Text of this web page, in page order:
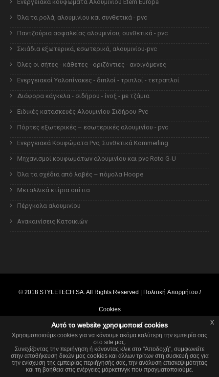
Ενεργειακά κουφώματα Αλουμινίου Etem Europa
Όλα τα ρολά, αλουμινίου και συνθετικά - pvc
Παντζούρια ασφαλείας αλουμινίου, συνθετικά - pvc
Σκιάδια εξωτερικά, εσωτερικά, αλουμινίου-pvc
Όλες οι σήτες - κάθετες - οριζόντιες - ανοιγόμενες
Ενεργειακοί Υαλοπίνακες - διπλοί - τριπλοί - τετραπλοί
Διάφορα κάγκελα - σιδήρου - ίνοξ - με τζάμια
Ειδικές κατασκευές Αλουμινίου-Σιδήρου-Pvc
Πόρτες εξωτερικές – εσωτερικές αλουμινίου - pvc
Ενεργειακά Κουφώματα Pvc, Συνθετικά Kommerling
Μηχανισμοί κουφωμάτων αλουμινίου και pvc Roto G-U
Όλα τα σχέδια από λαβές – πόμολα Hoope
Μεταλλικά κτίρια σπίτια
Πέργκολα αλουμινίου
Ανακαινίσεις Κατοικιών
© 2018 STYLETECH.SA. All Rights Reserved | Πολιτική Απορρήτου /
Cookies
Powered bywebcore.gr
This website is using cookies.
We use them to give you the best experience. If you continue using our
website, we'll assume that you are happy to receive all cookies on this
website.
Αυτό το website χρησιμοποιεί cookies
Χρησιμοποιούμε cookies για να κάνουμε ακόμα καλύτερη την εμπειρία σας
στο site μας.
Συνεχίζοντας την περιήγηση ή κάνοντας κλικ στο "Αποδοχή", συμφωνείτε
στην αποθήκευση δικών μας cookies και άλλων τρίτων στη συσκευή σας για
την ενίσχυση της εμπειρίας περιήγησής σας, την ανάλυση επισκεψιμότητας
και τη βοήθεια στις ενέργειες μάρκετινγκ που πραγματοποιούμε.
x